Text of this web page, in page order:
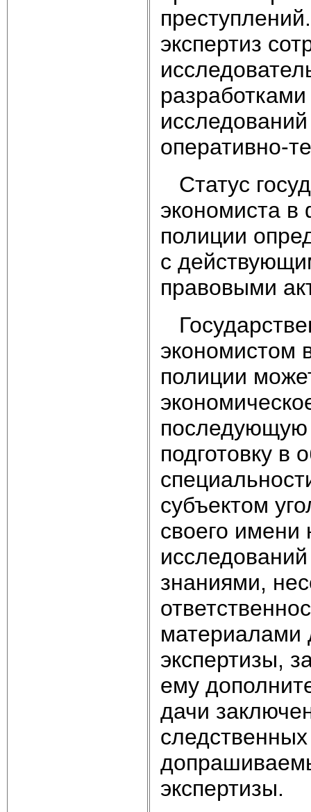
экспертиз
оперативно-
Статус
экономиста в
полиции
с
правовыми
экономистом
полиции
последующую
подготовку в
субъектом
своего имени
знаниями,
материалами
экспертизы,
ему
дачи
экспертизы.